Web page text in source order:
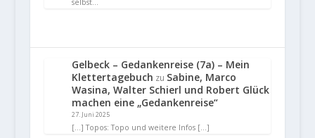
Gelbeck – Gedankenreise (7a) – Mein
Klettertagebuch zu Sabine, Marco
Wasina, Walter Schierl und Robert Glück
machen eine „Gedankenreise“
27. Juni 2025
[…] Topos: Topo und weitere Infos […]